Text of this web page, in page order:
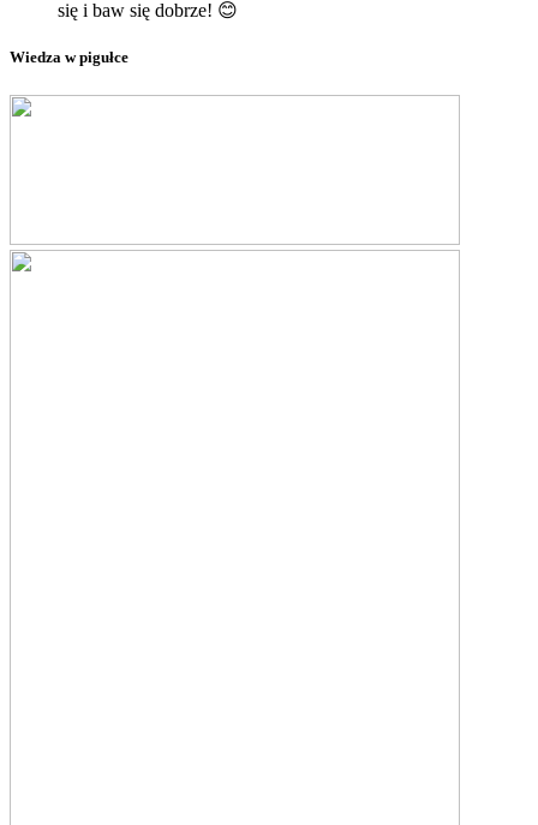
się i baw się dobrze! 😊
Wiedza w pigułce